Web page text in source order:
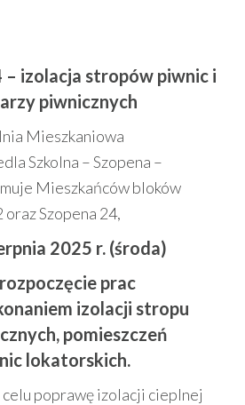
– izolacja stropów piwnic i
piwnicznych
Mieszkaniowa
Szkolna – Szopena –
Mieszkańców bloków
oraz Szopena 24,
2025 r. (środa)
prac
izolacji stropu
pomieszczeń
lokatorskich.
poprawę izolacji cieplnej